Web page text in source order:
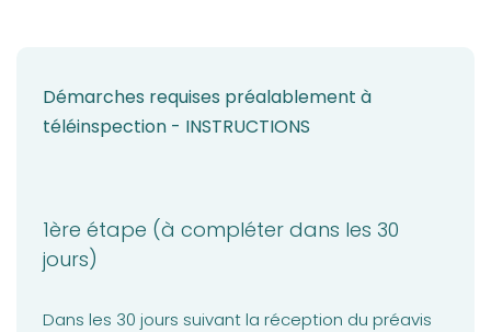
Démarches requises préalablement à
téléinspection - INSTRUCTIONS
1ère étape (à compléter dans les 30
jours)
Dans les 30 jours suivant la réception du préavis